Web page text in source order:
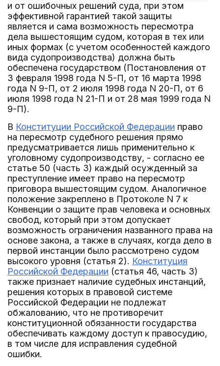
и от ошибочных решений суда, при этом
эффективной гарантией такой защиты
является и сама возможность пересмотра
дела вышестоящим судом, которая в тех или
иных формах (с учетом особенностей каждого
вида судопроизводства) должна быть
обеспечена государством (Постановления от
3 февраля 1998 года N 5-П, от 16 марта 1998
года N 9-П, от 2 июля 1998 года N 20-П, от 6
июля 1998 года N 21-П и от 28 мая 1999 года N
9-П).
В Конституции Российской Федерации право
на пересмотр судебного решения прямо
предусматривается лишь применительно к
уголовному судопроизводству, - согласно ее
статье 50 (часть 3) каждый осужденный за
преступление имеет право на пересмотр
приговора вышестоящим судом. Аналогичное
положение закреплено в Протоколе N 7 к
Конвенции о защите прав человека и основных
свобод, который при этом допускает
возможность ограничения названного права на
основе закона, а также в случаях, когда дело в
первой инстанции было рассмотрено судом
высокого уровня (статья 2). Конституция
Российской Федерации (статья 46, часть 3)
также признает наличие судебных инстанций,
решения которых в правовой системе
Российской Федерации не подлежат
обжалованию, что не противоречит
конституционной обязанности государства
обеспечивать каждому доступ к правосудию,
в том числе для исправления судебной
ошибки.